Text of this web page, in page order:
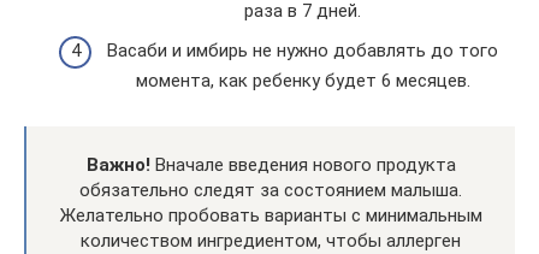
раза в 7 дней.
Васаби и имбирь не нужно добавлять до того
момента, как ребенку будет 6 месяцев.
Важно! Вначале введения нового продукта
обязательно следят за состоянием малыша.
Желательно пробовать варианты с минимальным
количеством ингредиентом, чтобы аллерген